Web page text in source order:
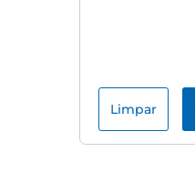
Limpar